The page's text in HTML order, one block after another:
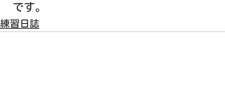
です。
練習日誌